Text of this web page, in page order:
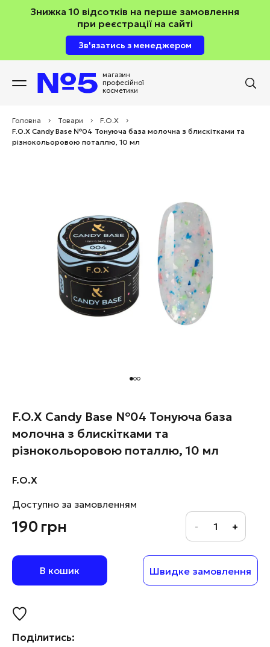
Знижка 10 відсотків на перше замовлення
при реєстрації на сайті
Зв'язатись з менеджером
магазин
професійної
косметики
Головна > Товари > F.O.X
>
F.O.X Candy Base №04 Тонуюча база молочна з блискітками та
різнокольоровою поталлю, 10 мл
F.O.X Candy Base №04 Тонуюча база
молочна з блискітками та
різнокольоровою поталлю, 10 мл
F.O.X
Доступно за замовленням
190грн
В кошик Швидке замовлення
Поділитись: